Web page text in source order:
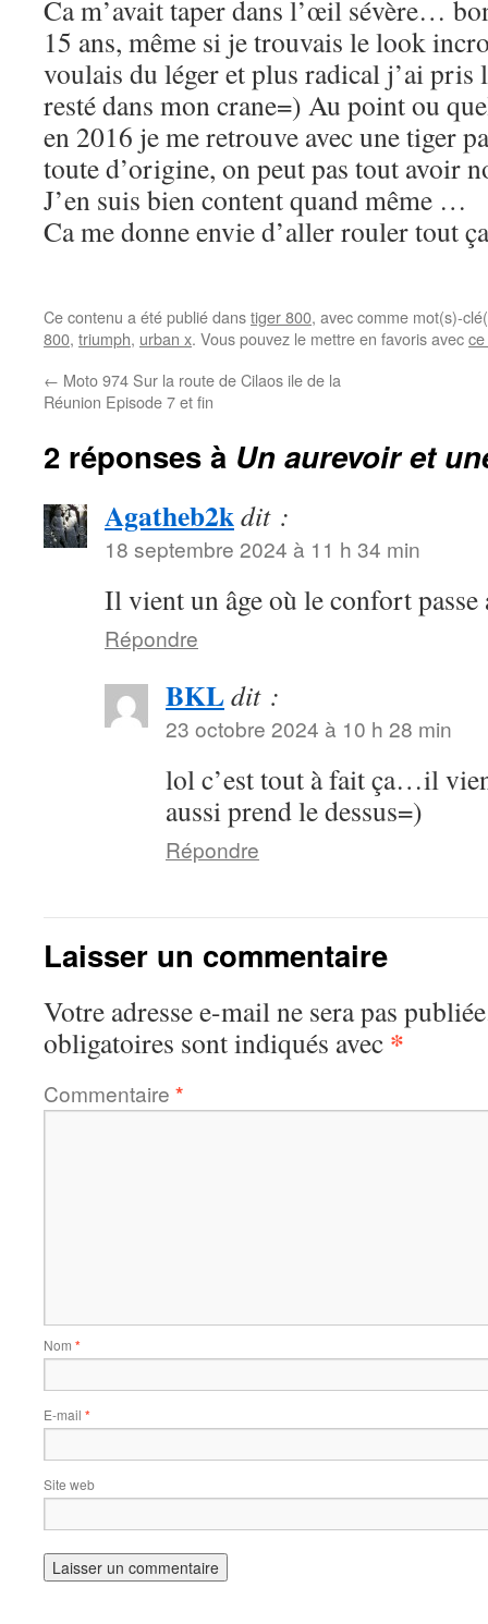
Ca m’avait taper dans l’œil sévère…
15 ans, même si je trouvais le look
voulais du léger et plus radical j’ai pris
resté dans mon crane=) Au point ou
en 2016 je me retrouve avec une tiger
toute d’origine, on peut pas tout avoir
J’en suis bien content quand même …
Ca me donne envie d’aller rouler tout
Ce contenu a été publié danstiger 800, avec comme mot(s)-
800, triumph, urban x. Vous pouvez le mettre en favoris avec
← Moto 974 Sur la route de Cilaos ile de la
Réunion Episode 7 et fin
2 réponses à Un aurevoir et
Agatheb2kdit :
18 septembre 2024 à 11 h 34 min
Il vient un âge où le confort
Répondre
BKLdit :
23 octobre 2024 à 10 h 28 min
lol c’est tout à fait ça…il
aussi prend le dessus=)
Répondre
Laisser un commentaire
Votre adresse e-mail ne sera pas
obligatoires sont indiqués avec *
Commentaire *
Nom *
E-mail *
Site web